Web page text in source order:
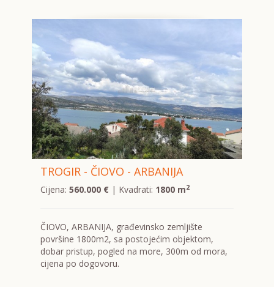
TROGIR - ČIOVO - ARBANIJA
Cijena: 560.000 €| Kvadrati: 1800 m2
ČIOVO, ARBANIJA, građevinsko zemljište
površine 1800m2, sa postojećim objektom,
dobar pristup, pogled na more, 300m od mora,
cijena po dogovoru.